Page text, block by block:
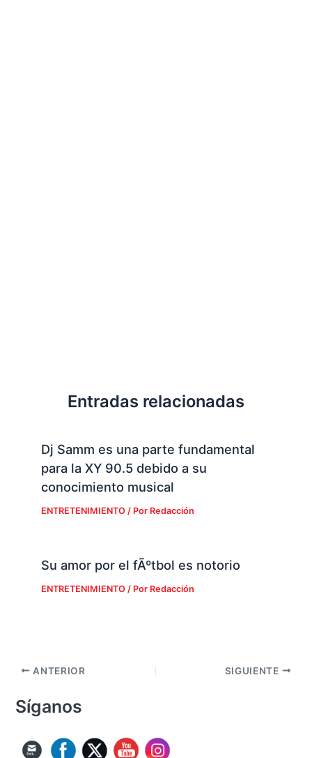
Entradas relacionadas
Dj Samm es una parte fundamental
para la XY 90.5 debido a su
conocimiento musical
ENTRETENIMIENTO/ Por Redacción
Su amor por el fÃºtbol es notorio
ENTRETENIMIENTO/ Por Redacción
ANTERIOR SIGUIENTE
Síganos